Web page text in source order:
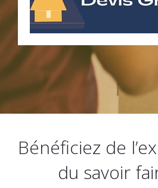
Bénéficiez de
du savoir